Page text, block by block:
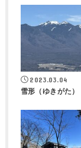
2023.03.04
雪形（ゆきがた）